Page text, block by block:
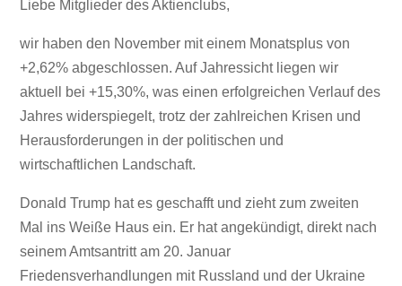
Liebe Mitglieder des Aktienclubs,
wir haben den November mit einem Monatsplus von
+2,62% abgeschlossen. Auf Jahressicht liegen wir
aktuell bei +15,30%, was einen erfolgreichen Verlauf des
Jahres widerspiegelt, trotz der zahlreichen Krisen und
Herausforderungen in der politischen und
wirtschaftlichen Landschaft.
Donald Trump hat es geschafft und zieht zum zweiten
Mal ins Weiße Haus ein. Er hat angekündigt, direkt nach
seinem Amtsantritt am 20. Januar
Friedensverhandlungen mit Russland und der Ukraine